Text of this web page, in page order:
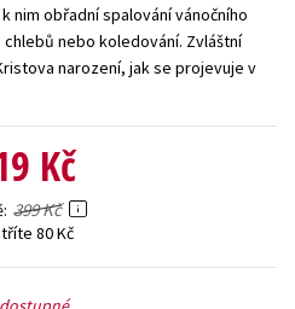
nim obřadní spalování vánočního
nebo koledování. Zvláštní
narození, jak se projevuje v
Kč
399 Kč
80 Kč